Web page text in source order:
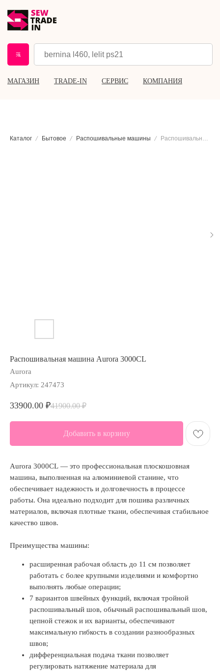
МАГАЗИН TRADE-IN СЕРВИС КОМПАНИЯ
Каталог Бытовое Распошивальные машины
Распошивальная машина Aurora 3000CL
Aurora
Артикул: 247473
33900.00 ₽41900.00 ₽
Добавить в корзину
Aurora 3000CL — это профессиональная плоскошовная
машина, выполненная на алюминиевой станине, что
обеспечивает надежность и долговечность в процессе
работы. Она идеально подходит для пошива различных
материалов, включая плотные ткани, обеспечивая стабильное
качество швов.
Преимущества машины:
расширенная рабочая область до 11 см позволяет
работать с более крупными изделиями и комфортно
выполнять любые операции;
7 вариантов швейных функций, включая тройной
распошивальный шов, обычный распошивальный шов,
цепной стежок и их варианты, обеспечивают
максимальную гибкость в создании разнообразных
швов;
дифференциальная подача ткани позволяет
регулировать натяжение материала для